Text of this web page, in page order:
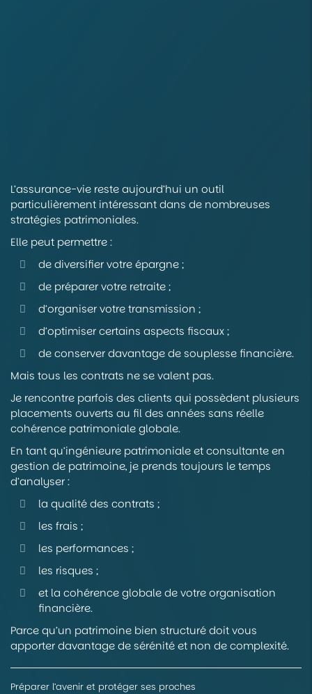
L’assurance-vie reste aujourd’hui un outil
particulièrement intéressant dans de nombreuses
stratégies patrimoniales.
Elle peut permettre :
de diversifier votre épargne ;
de préparer votre retraite ;
d’organiser votre transmission ;
d’optimiser certains aspects fiscaux ;
de conserver davantage de souplesse financière.
Mais tous les contrats ne se valent pas.
Je rencontre parfois des clients qui possèdent plusieurs
placements ouverts au fil des années sans réelle
cohérence patrimoniale globale.
En tant qu’ingénieure patrimoniale et consultante en
gestion de patrimoine, je prends toujours le temps
d’analyser :
la qualité des contrats ;
les frais ;
les performances ;
les risques ;
et la cohérence globale de votre organisation
financière.
Parce qu’un patrimoine bien structuré doit vous
apporter davantage de sérénité et non de complexité.
Préparer l’avenir et protéger ses proches